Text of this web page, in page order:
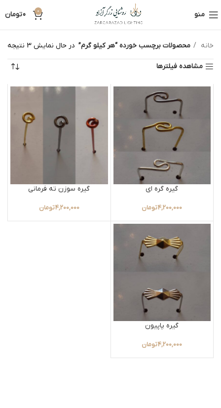
منو 0
0تومان
خانه محصولات برچسب خورده “هر کیلو گرم” در حال نمایش 3 نتیجه
مشاهده فیلترها
گیره گره ای
4,200,000تومان
گیره سوزن ته فرمانی
4,200,000تومان
گیره پاپیون
4,200,000تومان